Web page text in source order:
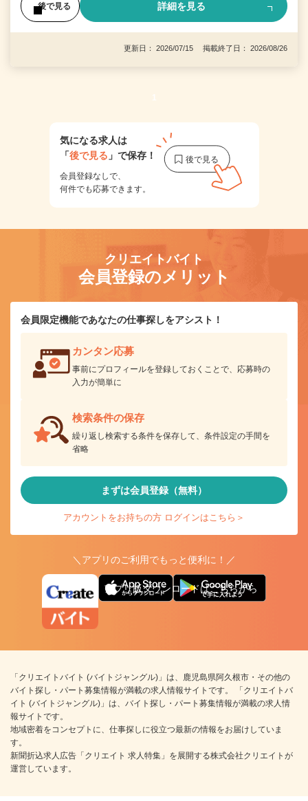
後で見る 詳細を見る
更新日： 2026/07/15 掲載終了日： 2026/08/26
1
気になる求人は
「後で見る 」で保存！
会員登録なしで、
何件でも応募できます。
クリエイトバイト
会員登録のメリット
会員限定機能であなたの仕事探しをアシスト！
カンタン応募
事前にプロフィールを登録しておくことで、応募時の
入力が簡単に
検索条件の保存
繰り返し検索する条件を保存して、条件設定の手間を
省略
まずは会員登録（無料）
アカウントをお持ちの方 ログインはこちら＞
＼アプリのご利用でもっと便利に！／
アプリ版ダウンロードはこちらから
「クリエイトバイト (バイトジャングル)」は、鹿児島県阿久根市・その他の
バイト探し・パート募集情報が満載の求人情報サイトです。 「クリエイトバ
イト (バイトジャングル)」は、バイト探し・パート募集情報が満載の求人情
報サイトです。
地域密着をコンセプトに、仕事探しに役立つ最新の情報をお届けしていま
す。
新聞折込求人広告「クリエイト 求人特集」を展開する株式会社クリエイトが
運営しています。